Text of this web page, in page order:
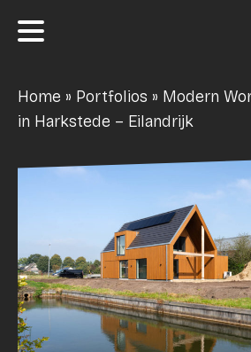
Home » Portfolios » Modern
in Harkstede – Eilandrijk